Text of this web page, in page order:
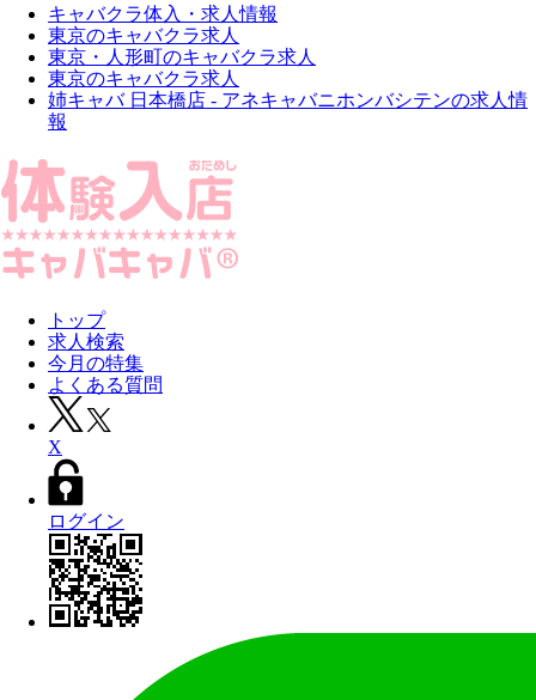
キャバクラ体入・求人情報
東京のキャバクラ求人
東京・人形町のキャバクラ求人
東京のキャバクラ求人
姉キャバ 日本橋店 - アネキャバニホンバシテンの求人情
報
トップ
求人検索
今月の特集
よくある質問
X
ログイン